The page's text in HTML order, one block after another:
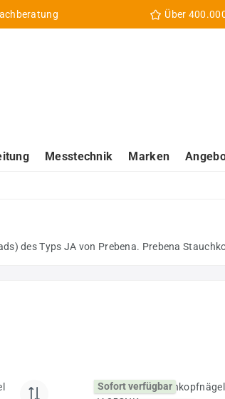
Über
Messtechnik Marken
des Typs JA von Prebena. Prebena
Sofort verfügbar